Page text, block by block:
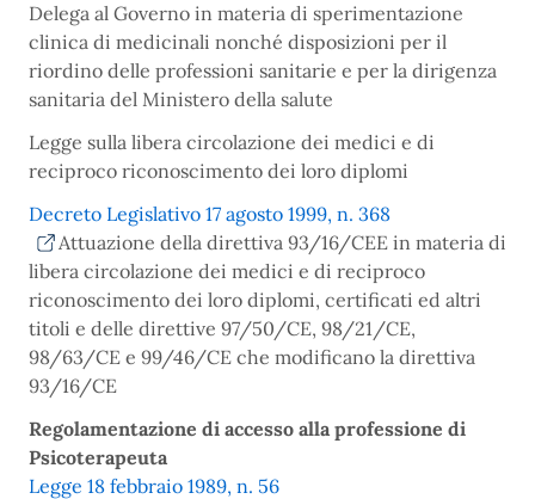
Delega al Governo in materia di sperimentazione
clinica di medicinali nonché disposizioni per il
riordino delle professioni sanitarie e per la dirigenza
sanitaria del Ministero della salute
Legge sulla libera circolazione dei medici e di
reciproco riconoscimento dei loro diplomi
Decreto Legislativo 17 agosto 1999, n. 368
Attuazione della direttiva 93/16/CEE in materia di
libera circolazione dei medici e di reciproco
riconoscimento dei loro diplomi, certificati ed altri
titoli e delle direttive 97/50/CE, 98/21/CE,
98/63/CE e 99/46/CE che modificano la direttiva
93/16/CE
Regolamentazione di accesso alla professione di
Psicoterapeuta
Legge 18 febbraio 1989, n. 56